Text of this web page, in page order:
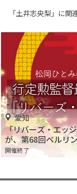
「土井志央梨」に関
愛知
「リバーズ・エッ
が、第68回ベルリ
ッドカーペットに
開催終了